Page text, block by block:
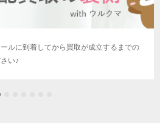
ルに到着してから買取が成立するまでの
い♪